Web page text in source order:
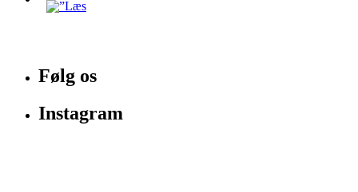
Følg os
Instagram